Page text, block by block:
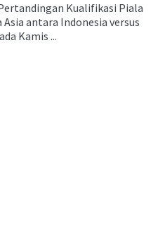
Kualifikasi Piala
antara Indonesia versus
Kamis ...